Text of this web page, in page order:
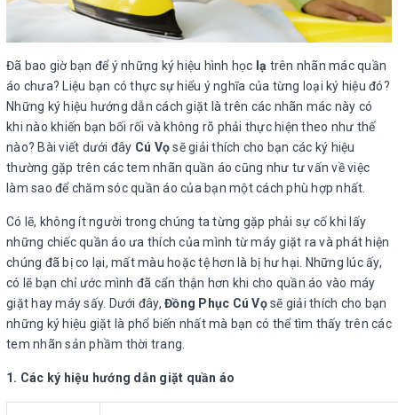
Đã bao giờ bạn để ý những ký hiệu hình học lạ trên nhãn mác quần
áo chưa? Liệu bạn có thực sự hiểu ý nghĩa của từng loại ký hiệu đó?
Những ký hiệu hướng dẫn cách giặt là trên các nhãn mác này có
khi nào khiến bạn bối rối và không rõ phải thực hiện theo như thế
nào? Bài viết dưới đây Cú Vọsẽ giải thích cho bạn các ký hiệu
thường gặp trên các tem nhãn quần áo cũng như tư vấn về việc
làm sao để chăm sóc quần áo của bạn một cách phù hợp nhất.
Có lẽ, không ít người trong chúng ta từng gặp phải sự cố khi lấy
những chiếc quần áo ưa thích của mình từ máy giặt ra và phát hiện
chúng đã bị co lại, mất màu hoặc tệ hơn là bị hư hại. Những lúc ấy,
có lẽ bạn chỉ ước mình đã cẩn thận hơn khi cho quần áo vào máy
giặt hay máy sấy. Dưới đây, Đồng Phục Cú Vọsẽ giải thích cho bạn
những ký hiệu giặt là phổ biến nhất mà bạn có thể tìm thấy trên các
tem nhãn sản phầm thời trang.
1. Các ký hiệu hướng dẫn giặt quần áo